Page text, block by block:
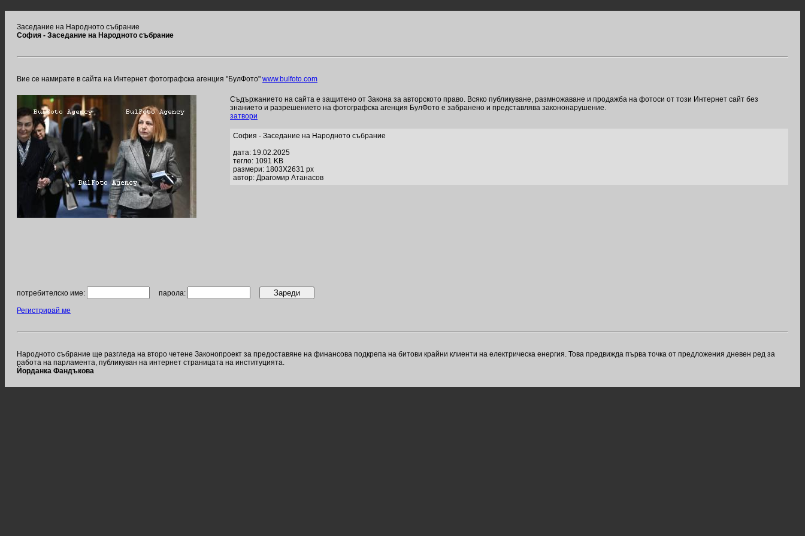
Заседание на Народното събрание
София - Заседание на Народното събрание
Вие се намирате в сайта на Интернет фотографска агенция "БулФото" www.bulfoto.com
Съдържанието на сайта е защитено от Закона за авторското право. Всяко публикуване, размножаване и продажба на фотоси от този Интернет сайт без
знанието и разрешението на фотографска агенция БулФото е забранено и представлява закононарушение.
затвори
София - Заседание на Народното събрание
дата: 19.02.2025
тегло: 1091 KB
размери: 1803X2631 px
автор: Драгомир Атанасов
потребителско име: парола:
Регистрирай ме
Народното събрание ще разгледа на второ четене Законопроект за предоставяне на финансова подкрепа на битови крайни клиенти на електрическа енергия. Това предвижда първа точка от предложения дневен ред за
работа на парламента, публикуван на интернет страницата на институцията.
Йорданка Фандъкова